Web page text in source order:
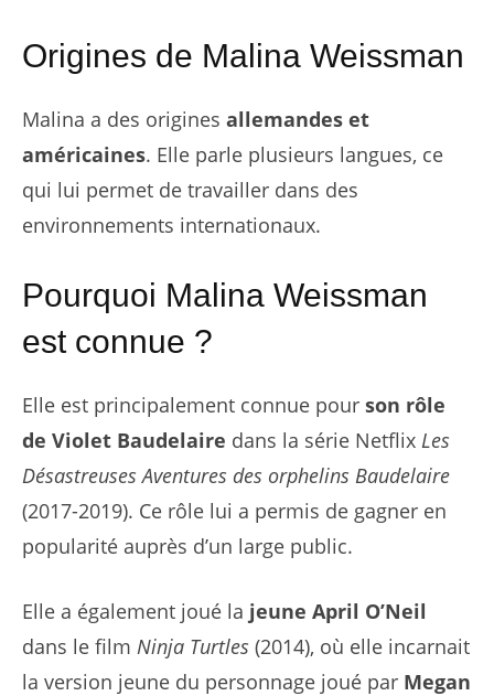
Origines de Malina Weissman
Malina a des origines allemandes et
américaines. Elle parle plusieurs langues, ce
qui lui permet de travailler dans des
environnements internationaux.
Pourquoi Malina Weissman
est connue ?
Elle est principalement connue pour son rôle
de Violet Baudelaire dans la série Netflix Les
Désastreuses Aventures des orphelins Baudelaire
(2017-2019). Ce rôle lui a permis de gagner en
popularité auprès d’un large public.
Elle a également joué la jeune April O’Neil
dans le film Ninja Turtles (2014), où elle incarnait
la version jeune du personnage joué par Megan